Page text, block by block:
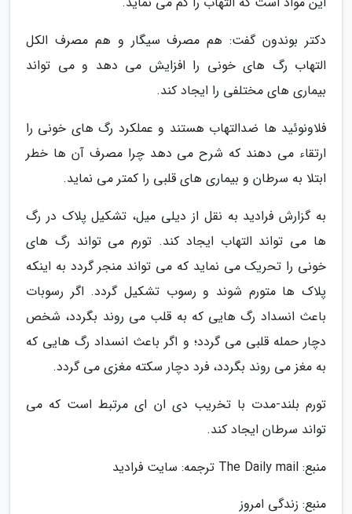
دکتر بوندون گفت: هم مصرف سیگار و هم مصرف الکل
التهاب رگ های خونی را افزایش می دهد و می تواند
بیماری های مختلفی را ایجاد کند.
فلاونوئید ها ضدالتهاب هستند و عملکرد رگ های خونی را
ارتقاء می دهند که شرح می دهد چرا مصرف آن ها خطر
ابتلا به سرطان و بیماری های قلبی را کمتر می نماید.
به گزارش فرادید به نقل از دیلی میل، تشکیل پلاک در رگ
ها می تواند التهاب ایجاد کند. تورم می تواند رگ های
خونی را تحریک می نماید که می تواند منجر گردد به اینکه
پلاک ها متورم شوند و رسوب تشکیل گردد. اگر رسوبات
باعث انسداد رگ هایی که به قلب می روند بگردد، شخص
دچار حمله قلبی می گردد؛ و اگر باعث انسداد رگ هایی که
به مغز می روند بگردد، فرد دچار سکته مغزی می گردد.
تورم بلند-مدت با تخریب دی ان ای مرتبط است که می
تواند سرطان ایجاد کند.
منبع: The Daily mail ترجمه: سایت فرادید
منبع: زندگی امروز